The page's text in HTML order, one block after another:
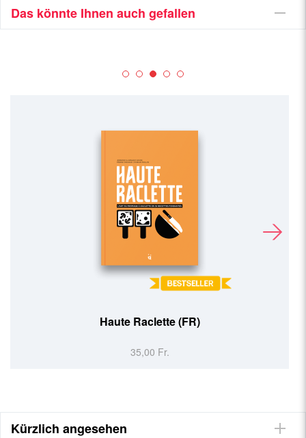
Das könnte Ihnen auch gefallen
Haute Raclette (FR)
35,00 Fr.
Kürzlich angesehen